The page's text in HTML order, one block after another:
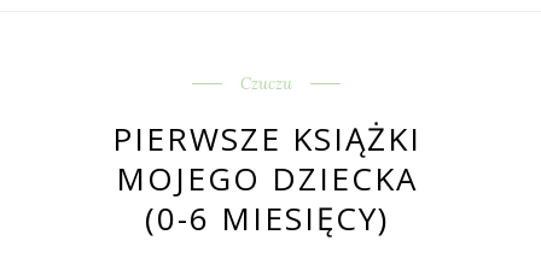
Czuczu
PIERWSZE KSIĄŻKI
MOJEGO DZIECKA
(0-6 MIESIĘCY)